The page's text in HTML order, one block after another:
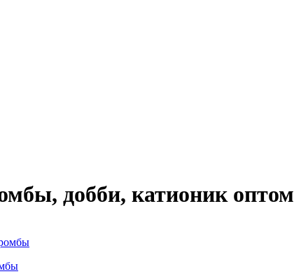
добби, катионик оптом